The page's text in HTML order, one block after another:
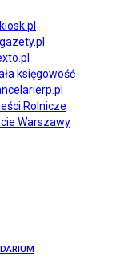
księgowość
Rolnicze
Warszawy